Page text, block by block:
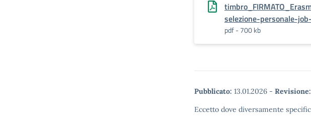
selezione-personale-
pdf - 700 kb
Pubblicato: 13.01.2026 - Revisione:
Eccetto dove diversamente